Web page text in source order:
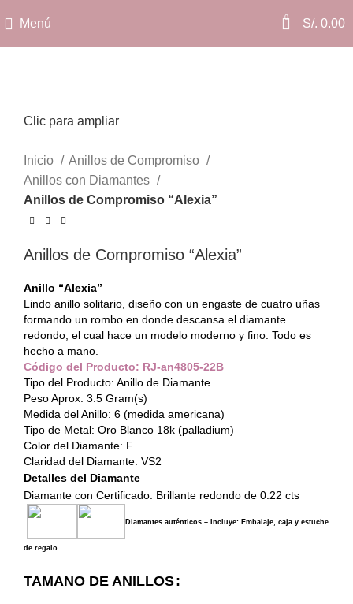
Menú 0 S/. 0.00
Clic para ampliar
Inicio
Anillos de Compromiso
Anillos con Diamantes
Anillos de Compromiso “Alexia”
Anillos de Compromiso “Alexia”
Anillo “Alexia”
Lindo anillo solitario, diseño con un engaste de cuatro uñas
formando un rombo en donde descansa el diamante
redondo, el cual hace un modelo moderno y fino. Todo es
hecho a mano.
Código del Producto: RJ-an4805-22B
Tipo del Producto: Anillo de Diamante
Peso Aprox. 3.5 Gram(s)
Medida del Anillo: 6 (medida americana)
Tipo de Metal: Oro Blanco 18k (palladium)
Color del Diamante: F
Claridad del Diamante: VS2
Detalles del Diamante
Diamante con Certificado: Brillante redondo de 0.22 cts
Diamantes auténticos – Incluye: Embalaje, caja y estuche
de regalo.
TAMANO DE ANILLOS